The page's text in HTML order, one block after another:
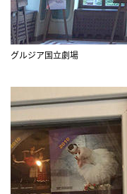
グルジア国立劇場